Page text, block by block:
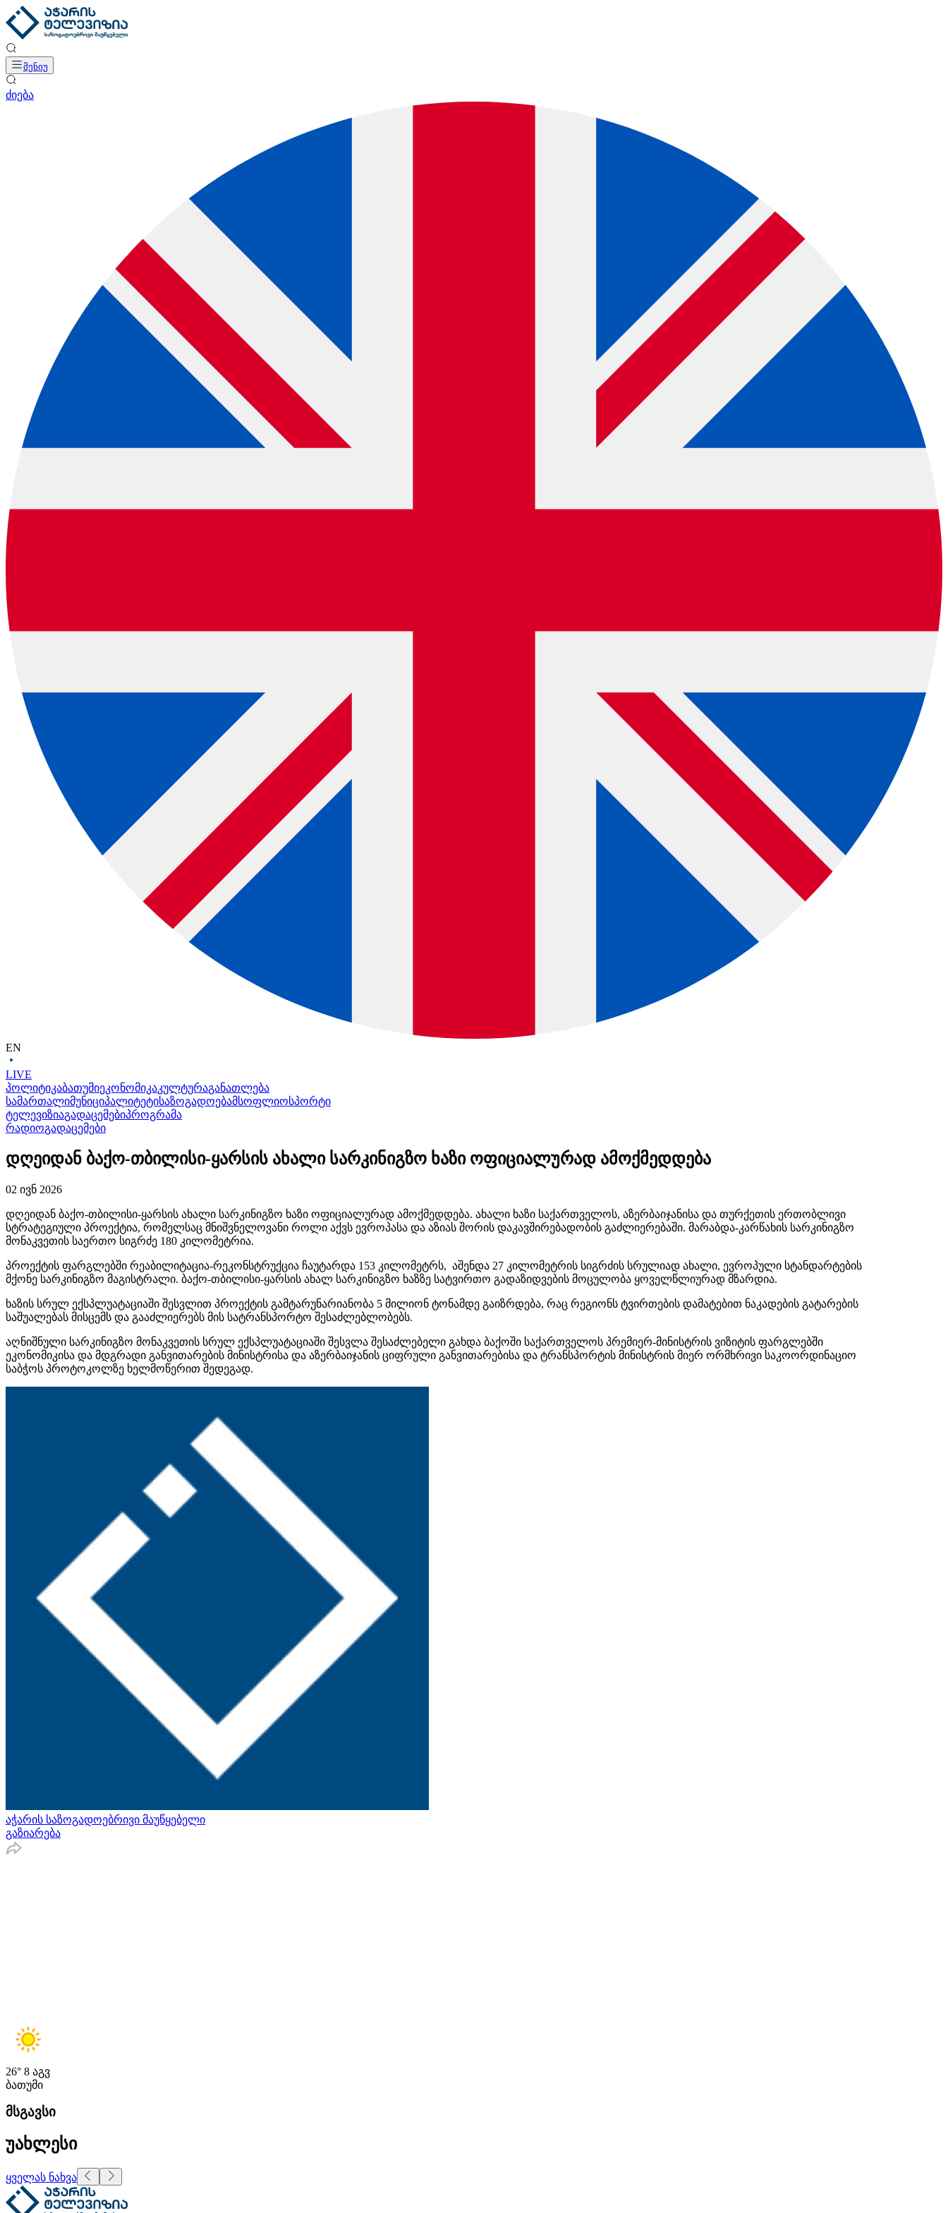
მენიუ
ძიება
EN
LIVE
პოლიტიკაბათუმიეკონომიკაკულტურაგანათლება
სამართალიმუნიციპალიტეტისაზოგადოებამსოფლიოსპორტი
ტელევიზიაგადაცემებიპროგრამა
რადიოგადაცემები
დღეიდან ბაქო-თბილისი-ყარსის ახალი სარკინიგზო ხაზი ოფიციალურად ამოქმედდება
02 ივნ 2026
დღეიდან ბაქო-თბილისი-ყარსის ახალი სარკინიგზო ხაზი ოფიციალურად ამოქმედდება. ახალი ხაზი საქართველოს, აზერბაიჯანისა და თურქეთის ერთობლივი
სტრატეგიული პროექტია, რომელსაც მნიშვნელოვანი როლი აქვს ევროპასა და აზიას შორის დაკავშირებადობის გაძლიერებაში. მარაბდა-კარწახის სარკინიგზო
მონაკვეთის საერთო სიგრძე 180 კილომეტრია.
პროექტის ფარგლებში რეაბილიტაცია-რეკონსტრუქცია ჩაუტარდა 153 კილომეტრს, აშენდა 27 კილომეტრის სიგრძის სრულიად ახალი, ევროპული სტანდარტების
მქონე სარკინიგზო მაგისტრალი. ბაქო-თბილისი-ყარსის ახალ სარკინიგზო ხაზზე სატვირთო გადაზიდვების მოცულობა ყოველწლიურად მზარდია.
ხაზის სრულ ექსპლუატაციაში შესვლით პროექტის გამტარუნარიანობა 5 მილიონ ტონამდე გაიზრდება, რაც რეგიონს ტვირთების დამატებით ნაკადების გატარების
საშუალებას მისცემს და გააძლიერებს მის სატრანსპორტო შესაძლებლობებს.
აღნიშნული სარკინიგზო მონაკვეთის სრულ ექსპლუატაციაში შესვლა შესაძლებელი გახდა ბაქოში საქართველოს პრემიერ-მინისტრის ვიზიტის ფარგლებში
ეკონომიკისა და მდგრადი განვითარების მინისტრისა და აზერბაიჯანის ციფრული განვითარებისა და ტრანსპორტის მინისტრის მიერ ორმხრივი საკოორდინაციო
საბჭოს პროტოკოლზე ხელმოწერით შედეგად.
აჭარის საზოგადოებრივი მაუწყებელი
გაზიარება
26° 8 აგვ
ბათუმი
მსგავსი
უახლესი
ყველას ნახვა